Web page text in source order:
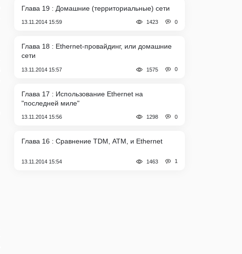
Глава 19 : Домашние (территориальные) сети
13.11.2014 15:59 1423 0
Глава 18 : Ethernet-провайдинг, или домашние
сети
13.11.2014 15:57 1575 0
Глава 17 : Использование Ethernet на
"последней миле"
13.11.2014 15:56 1298 0
Глава 16 : Сравнение TDM, АТМ, и Ethernet
13.11.2014 15:54 1463 1